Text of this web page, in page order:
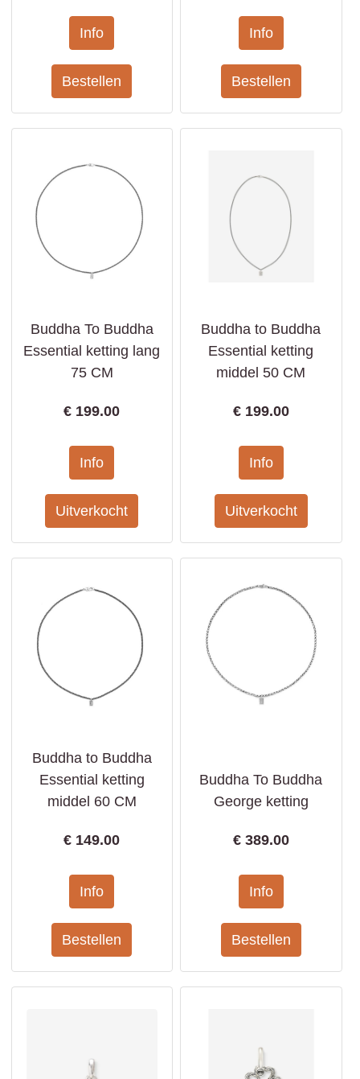
Buddha To Buddha
Essential ketting lang
75 CM
€ 199.00
Buddha to Buddha
Essential ketting
middel 50 CM
€ 199.00
Buddha to Buddha
Essential ketting
middel 60 CM
€ 149.00
Buddha To Buddha
George ketting
€ 389.00